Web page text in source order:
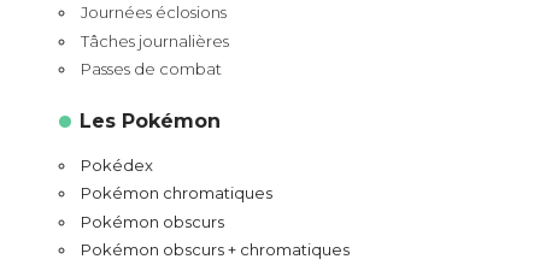
Journées éclosions
Tâches journalières
Passes de combat
Les Pokémon
Pokédex
Pokémon chromatiques
Pokémon obscurs
Pokémon obscurs + chromatiques